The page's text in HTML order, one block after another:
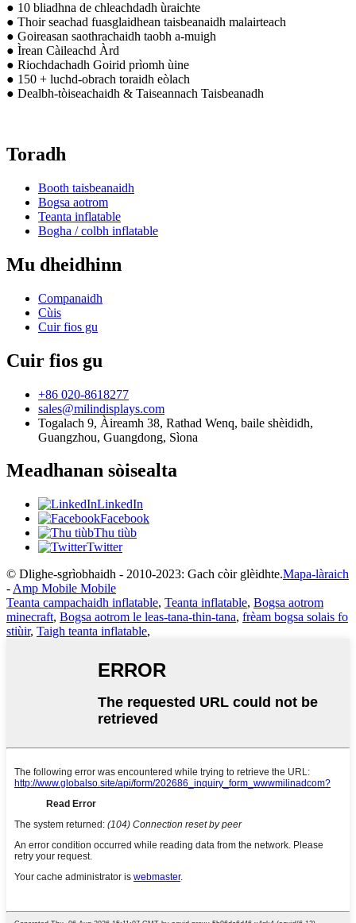
● 10 bliadhna de chleachdadh ùraichte
● Thoir seachad fuasglaidhean taisbeanaidh malairteach
● Goireasan saothrachaidh taobh a-muigh
● Ìrean Càileachd Àrd
● Riochdachadh Goirid prìomh ùine
● 150 + luchd-obrach toraidh eòlach
● Dealbh-tòiseachaidh & Taiseannach Taisbeanadh
Toradh
Booth taisbeanaidh
Bogsa aotrom
Teanta inflatable
Bogha / colbh inflatable
Mu dheidhinn
Companaidh
Cùis
Cuir fios gu
Cuir fios gu
+86 020-8618277
sales@milindisplays.com
Togalach 9, Àireamh 38, Rathad Wenq, baile shèididh,
Guangzhou, Guangdong, Sìona
Meadhanan sòisealta
LinkedIn
Facebook
Thu tiùb
Twitter
© Dlighe-sgrìobhaidh - 2010-2023: Gach còir glèidhte.Mapa-làraich
- Amp Mobile Mobile
Teanta campachaidh inflatable, Teanta inflatable, Bogsa aotrom
minecraft, Bogsa aotrom le leas-tana-thin-tana, frèam bogsa solais fo
stiùir, Taigh teanta inflatable,